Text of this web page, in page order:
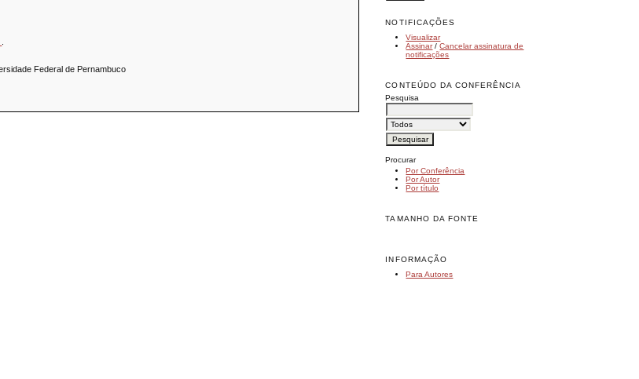
NOTIFICAÇÕES
Visualizar
Assinar/Cancelar assinatura de
notificações
CONTEÚDO DA CONFERÊNCIA
Pesquisa
Procurar
Por Conferência
Por Autor
Por título
TAMANHO DA FONTE
INFORMAÇÃO
Para Autores